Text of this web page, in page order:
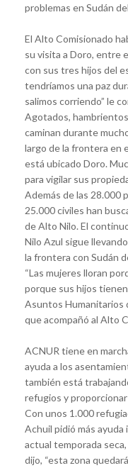
problemas en Sudán
El Alto Comisionado
su visita a Doro, entre
con sus tres hijos del
tendríamos una paz
salimos corriendo” le
Agotados,
caminan durante
largo de la frontera en
está ubicado Doro.
para vigilar sus
Además de las 28.000
25.000 civiles han
de Alto Nilo. El
Nilo Azul sigue
la frontera con Sudán
“Las mujeres lloran
porque sus hijos
Asuntos Humanitarios
que acompañó al Alto
ACNUR tiene en
ayuda a los
también está
refugios y
Con unos 1.000
Achuil pidió más
actual temporada seca,
dijo, “esta zona